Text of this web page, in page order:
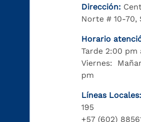
Dirección:
Norte # 10-70,
Horario
Tarde 2:00 pm
Viernes:
pm
Líneas Locales:
195
+57 (602)